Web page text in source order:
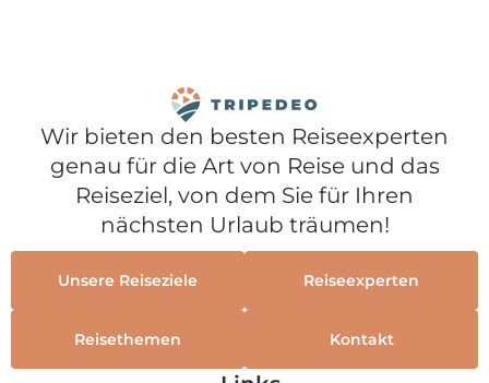
Wir bieten den besten Reiseexperten
genau für die Art von Reise und das
Reiseziel, von dem Sie für Ihren
nächsten Urlaub träumen!
Unsere Reiseziele
Reisethemen
Reiseexperten
Kontakt